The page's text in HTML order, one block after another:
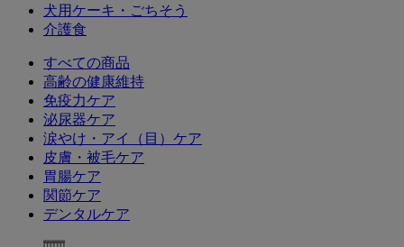
犬用ケーキ・ごちそう
介護食
すべての商品
高齢の健康維持
免疫力ケア
泌尿器ケア
涙やけ・アイ（目）ケア
皮膚・被毛ケア
胃腸ケア
関節ケア
デンタルケア